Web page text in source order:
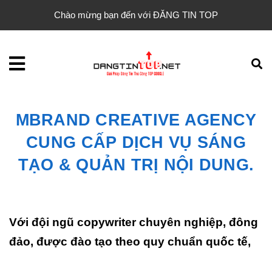
Chào mừng bạn đến với ĐĂNG TIN TOP
MBRAND CREATIVE AGENCY
CUNG CẤP DỊCH VỤ SÁNG
TẠO & QUẢN TRỊ NỘI DUNG.
Với đội ngũ copywriter chuyên nghiệp, đông
đảo, được đào tạo theo quy chuẩn quốc tế,